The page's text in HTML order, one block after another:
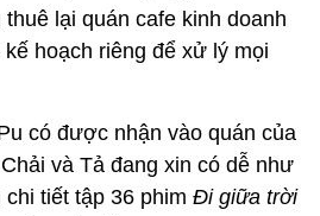
lại quán cafe kinh doanh
hoạch riêng để xử lý mọi
có được nhận vào quán của
và Tả đang xin có dễ như
tiết tập 36 phim Đi giữa trời